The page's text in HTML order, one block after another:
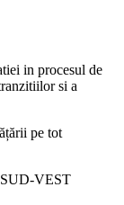
in procesul de
si a
pe tot
VEST